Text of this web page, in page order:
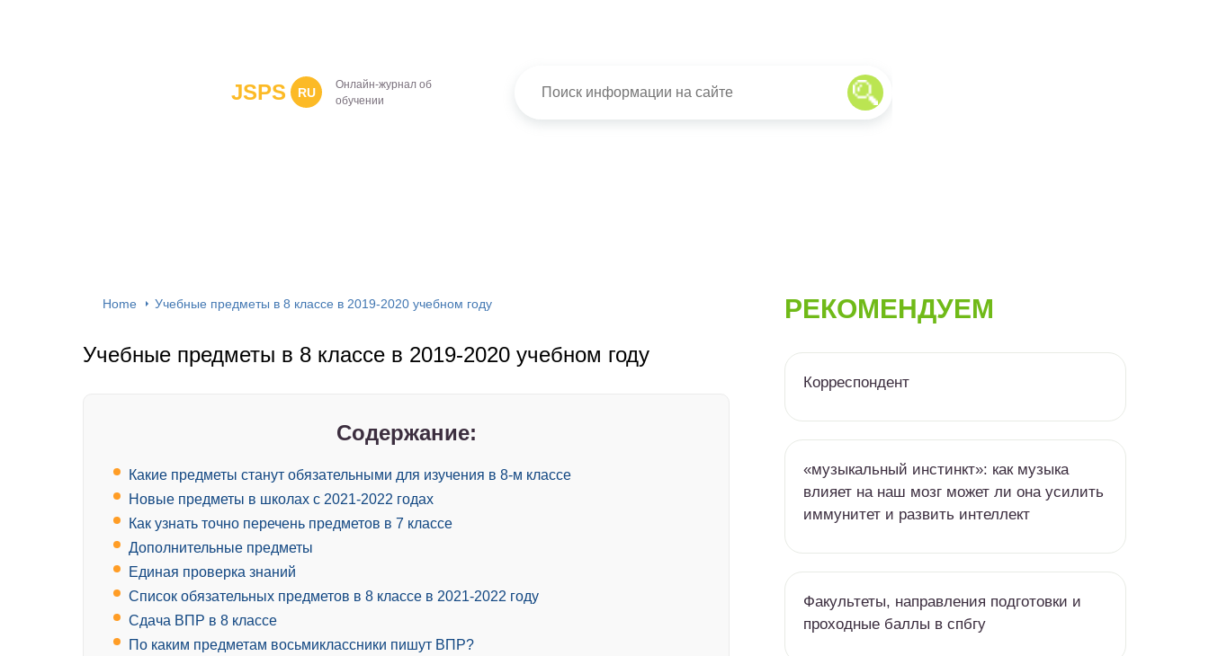
JSPS RU
Онлайн-журнал об
обучении
Home Учебные предметы в 8 классе в 2019-2020 учебном году
Учебные предметы в 8 классе в 2019-2020 учебном году
Содержание:
Какие предметы станут обязательными для изучения в 8-м классе
Новые предметы в школах с 2021-2022 годах
Как узнать точно перечень предметов в 7 классе
Дополнительные предметы
Единая проверка знаний
Список обязательных предметов в 8 классе в 2021-2022 году
Сдача ВПР в 8 классе
По каким предметам восьмиклассники пишут ВПР?
РЕКОМЕНДУЕМ
Корреспондент
«музыкальный инстинкт»: как музыка
влияет на наш мозг может ли она усилить
иммунитет и развить интеллект
Факультеты, направления подготовки и
проходные баллы в спбгу